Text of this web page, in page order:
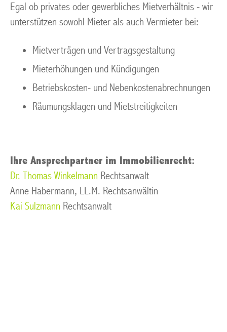
Egal ob privates oder gewerbliches Mietverhältnis - wir
unterstützen sowohl Mieter als auch Vermieter bei:
Mietverträgen und Vertragsgestaltung
Mieterhöhungen und Kündigungen
Betriebskosten- und Nebenkostenabrechnungen
Räumungsklagen und Mietstreitigkeiten
Ihre Ansprechpartner im Immobilienrecht:
Dr. Thomas Winkelmann Rechtsanwalt
Anne Habermann, LL.M. Rechtsanwältin
Kai Sulzmann Rechtsanwalt